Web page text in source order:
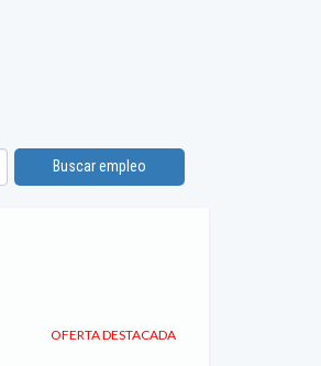
Buscar empleo
OFERTA DESTACADA